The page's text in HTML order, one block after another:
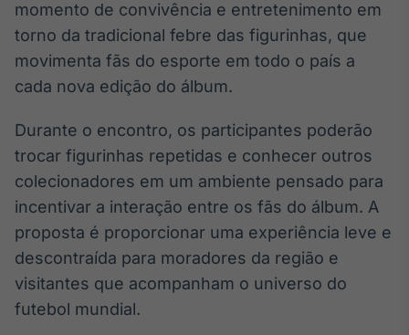
negociação de
ativos
Broadcast
APIs para
integração de
conteúdos e
dados
Cotações e
headlines de
momento de convivência e entretenimento em
torno da tradicional febre das figurinhas, que
movimenta fãs do esporte em todo o país a
cada nova edição do álbum.
Durante o encontro, os participantes poderão
trocar figurinhas repetidas e conhecer outros
colecionadores em um ambiente pensado para
incentivar a interação entre os fãs do álbum. A
proposta é proporcionar uma experiência leve e
descontraída para moradores da região e
visitantes que acompanham o universo do
futebol mundial.